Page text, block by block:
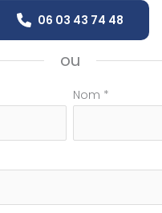
06 03 43 74 48
ou
Nom *